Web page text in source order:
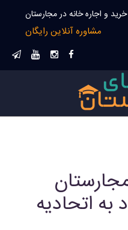
خرید و اجاره خانه در مجارستان
مشاوره آنلاین رایگان
اتحادیه